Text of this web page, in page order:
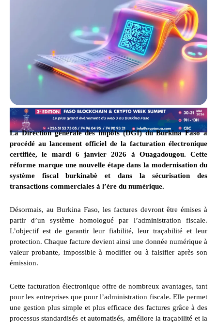
La Direction générale des impôts (DGI) du Burkina Faso a
procédé au lancement officiel de la facturation électronique
certifiée, le mardi 6 janvier 2026 à Ouagadougou. Cette
réforme marque une nouvelle étape dans la modernisation du
système fiscal burkinabè et dans la sécurisation des
transactions commerciales à l’ère du numérique.
Désormais, au Burkina Faso, les factures devront être émises à
partir d’un système homologué par l’administration fiscale.
L’objectif est de garantir leur fiabilité, leur traçabilité et leur
protection. Chaque facture devient ainsi une donnée numérique à
valeur probante, impossible à modifier ou à falsifier après son
émission.
Cette facturation électronique offre de nombreux avantages, tant
pour les entreprises que pour l’administration fiscale. Elle permet
une gestion plus simple et plus efficace des factures grâce à des
processus standardisés et automatisés, améliore la traçabilité et la